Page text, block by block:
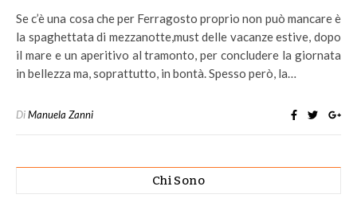
Se c’è una cosa che per Ferragosto proprio non può mancare è
la spaghettata di mezzanotte,must delle vacanze estive, dopo
il mare e un aperitivo al tramonto, per concludere la giornata
in bellezza ma, soprattutto, in bontà. Spesso però, la…
DiManuela Zanni
Chi Sono